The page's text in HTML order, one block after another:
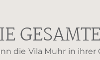
die Vila Muhr in